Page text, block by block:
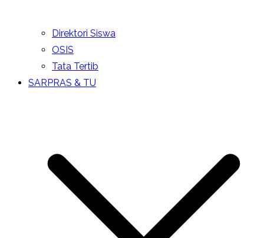
Direktori Siswa
OSIS
Tata Tertib
SARPRAS & TU